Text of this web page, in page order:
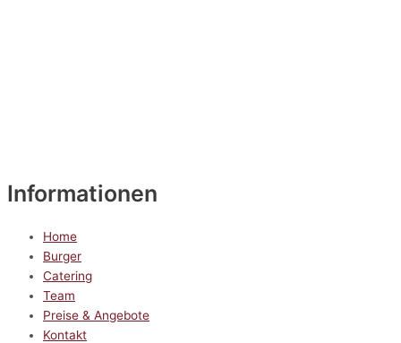
Informationen
Home
Burger
Catering
Team
Preise & Angebote
Kontakt